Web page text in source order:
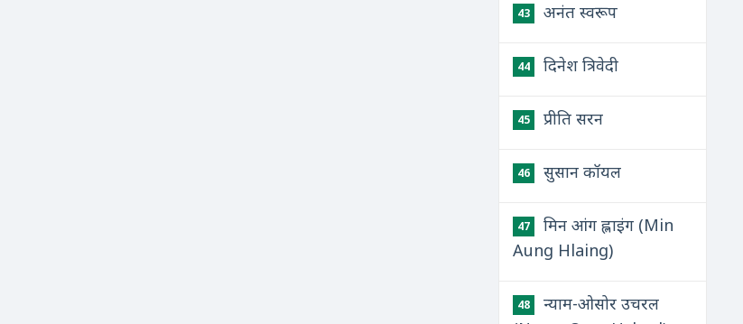
43 अनंत स्वरूप
44 दिनेश त्रिवेदी
45 प्रीति सरन
46 सुसान कॉयल
47
मिन आंग ह्लाइंग (Min
Aung Hlaing)
48
न्याम-ओसोर उचरल